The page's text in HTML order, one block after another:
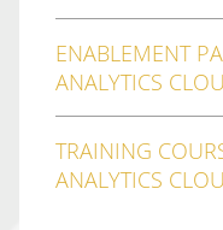
ENABLEMENT
ANALYTICS
TRAINING
ANALYTICS